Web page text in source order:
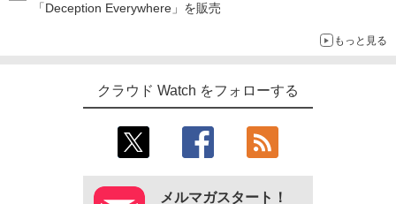
「Deception Everywhere」を販売
もっと見る
クラウド Watch をフォローする
メルマガスタート！